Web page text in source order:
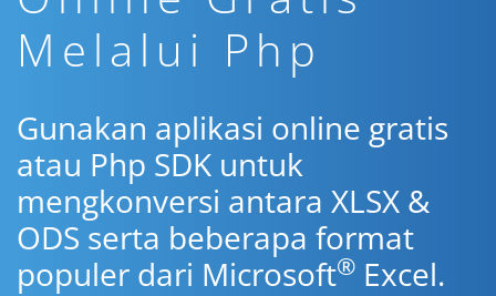
Melalui Php
Gunakan aplikasi online gratis
atau Php SDK untuk
mengkonversi antara XLSX &
ODS serta beberapa format
populer dari Microsoft® Excel.